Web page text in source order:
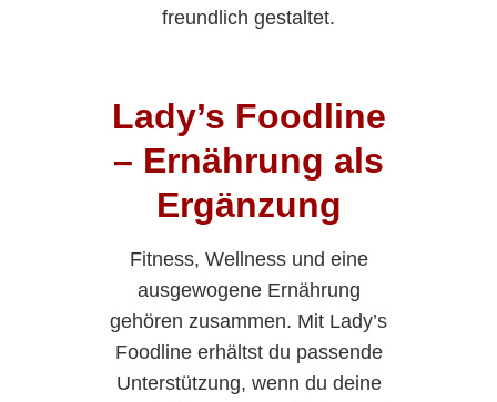
freundlich gestaltet.
Lady’s Foodline
– Ernährung als
Ergänzung
Fitness, Wellness und eine
ausgewogene Ernährung
gehören zusammen. Mit Lady’s
Foodline erhältst du passende
Unterstützung, wenn du deine